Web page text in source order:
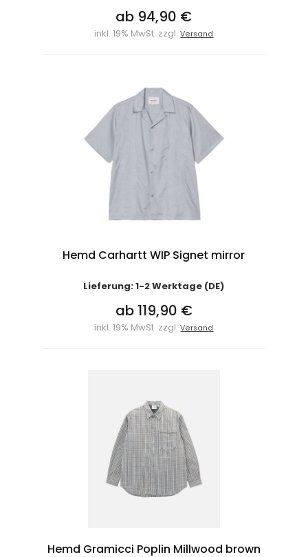
ab 94,90 €
inkl. 19% MwSt. zzgl.Versand
Hemd Carhartt WIP Signet mirror
Lieferung: 1-2 Werktage (DE)
ab 119,90 €
inkl. 19% MwSt. zzgl.Versand
Hemd Gramicci Poplin Millwood brown